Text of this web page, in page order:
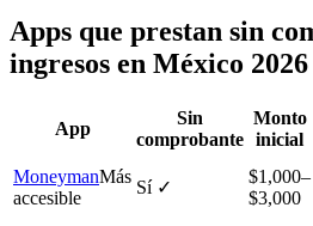
Apps que prestan sin
ingresos en México 2026
App
Sin
comprobante
Monto
inicial
MoneymanMás
accesible
Sí ✓
$1,000–
$3,000